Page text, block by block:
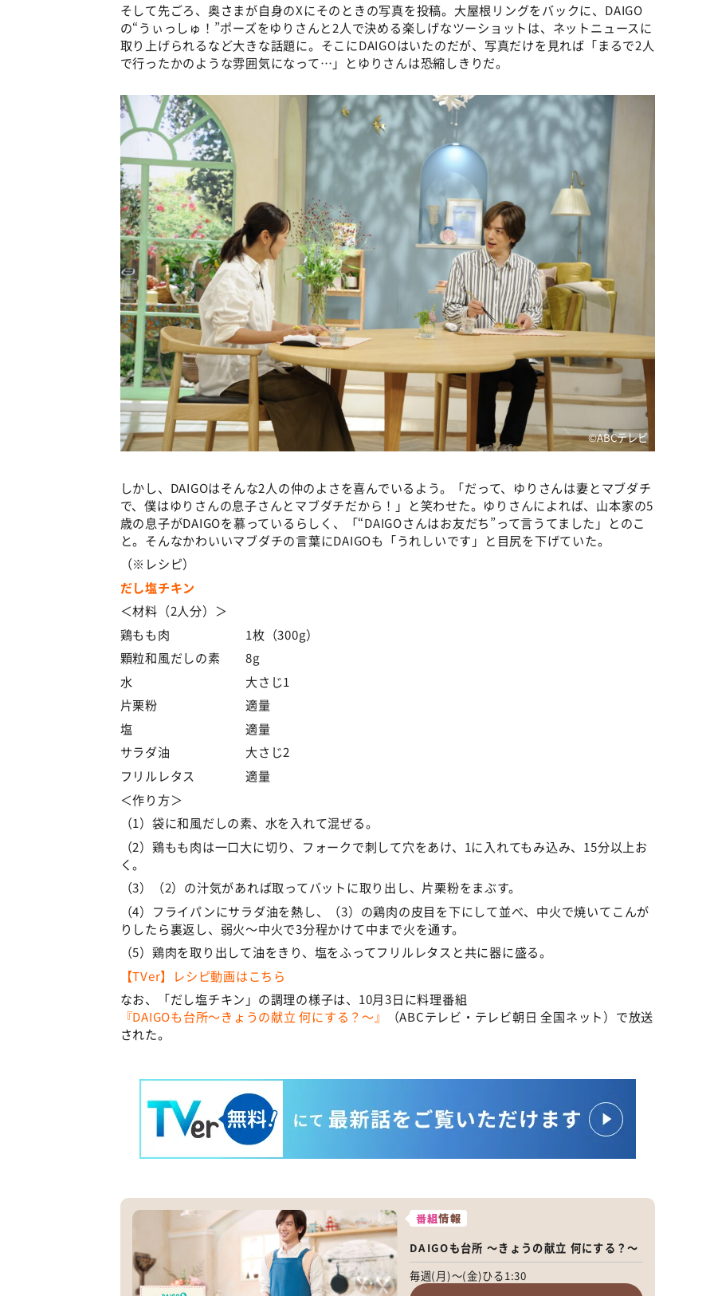
そして先ごろ、奥さまが自身のXにそのときの写真を投稿。大屋根リングをバックに、DAIGO
の“うぃっしゅ！”ポーズをゆりさんと2人で決める楽しげなツーショットは、ネットニュースに
取り上げられるなど大きな話題に。そこにDAIGOはいたのだが、写真だけを見れば「まるで2人
で行ったかのような雰囲気になって…」とゆりさんは恐縮しきりだ。
©ABCテレビ
しかし、DAIGOはそんな2人の仲のよさを喜んでいるよう。「だって、ゆりさんは妻とマブダチ
で、僕はゆりさんの息子さんとマブダチだから！」と笑わせた。ゆりさんによれば、山本家の5
歳の息子がDAIGOを慕っているらしく、「“DAIGOさんはお友だち”って言うてました」とのこ
と。そんなかわいいマブダチの言葉にDAIGOも「うれしいです」と目尻を下げていた。
（※レシピ）
だし塩チキン
＜材料（2人分）＞
鶏もも肉 1枚（300g）
顆粒和風だしの素 8g
水 大さじ1
片栗粉 適量
塩 適量
サラダ油 大さじ2
フリルレタス 適量
＜作り方＞
（1）袋に和風だしの素、水を入れて混ぜる。
（2）鶏もも肉は一口大に切り、フォークで刺して穴をあけ、1に入れてもみ込み、15分以上お
く。
（3）（2）の汁気があれば取ってバットに取り出し、片栗粉をまぶす。
（4）フライパンにサラダ油を熱し、（3）の鶏肉の皮目を下にして並べ、中火で焼いてこんが
りしたら裏返し、弱火～中火で3分程かけて中まで火を通す。
（5）鶏肉を取り出して油をきり、塩をふってフリルレタスと共に器に盛る。
【TVer】レシピ動画はこちら
なお、「だし塩チキン」の調理の様子は、10月3日に料理番組
『DAIGOも台所～きょうの献立 何にする？～』
（ABCテレビ・テレビ朝日 全国ネット）で放送
された。
番組情報
DAIGOも台所 ～きょうの献立 何にする？～
毎週(月)～(金)ひる1:30